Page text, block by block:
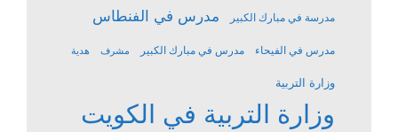
مدرسة في مبارك الكبير مدرس في الفنطاس
مدرس في الفيحاء مدرس في مبارك الكبير مشرف هدية
وزارة التربية
وزارة التربية في الكويت